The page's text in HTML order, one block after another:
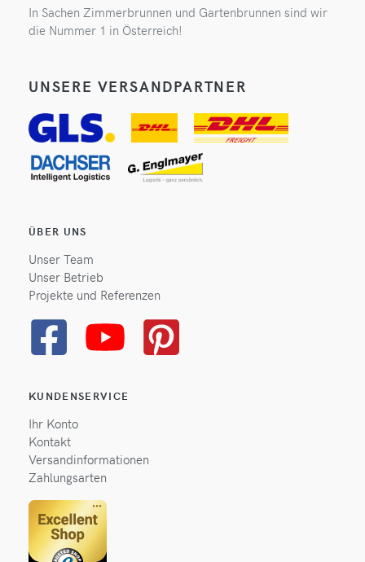
In Sachen Zimmerbrunnen und Gartenbrunnen sind wir
die Nummer 1 in Österreich!
UNSERE VERSANDPARTNER
ÜBER UNS
Unser Team
Unser Betrieb
Projekte und Referenzen
KUNDENSERVICE
Ihr Konto
Kontakt
Versandinformationen
Zahlungsarten